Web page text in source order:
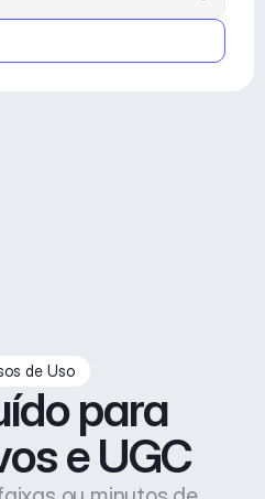
de Uso
para
e UGC